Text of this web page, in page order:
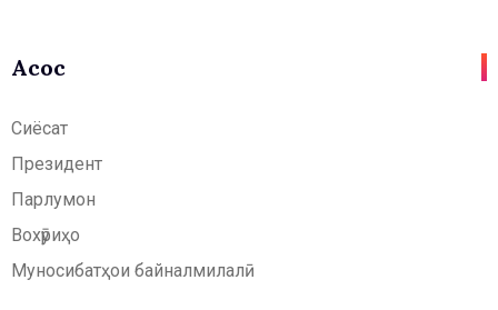
Асосӣ
Сиёсат
Президент
Парлумон
Вохӯриҳо
Муносибатҳои байналмилалӣ